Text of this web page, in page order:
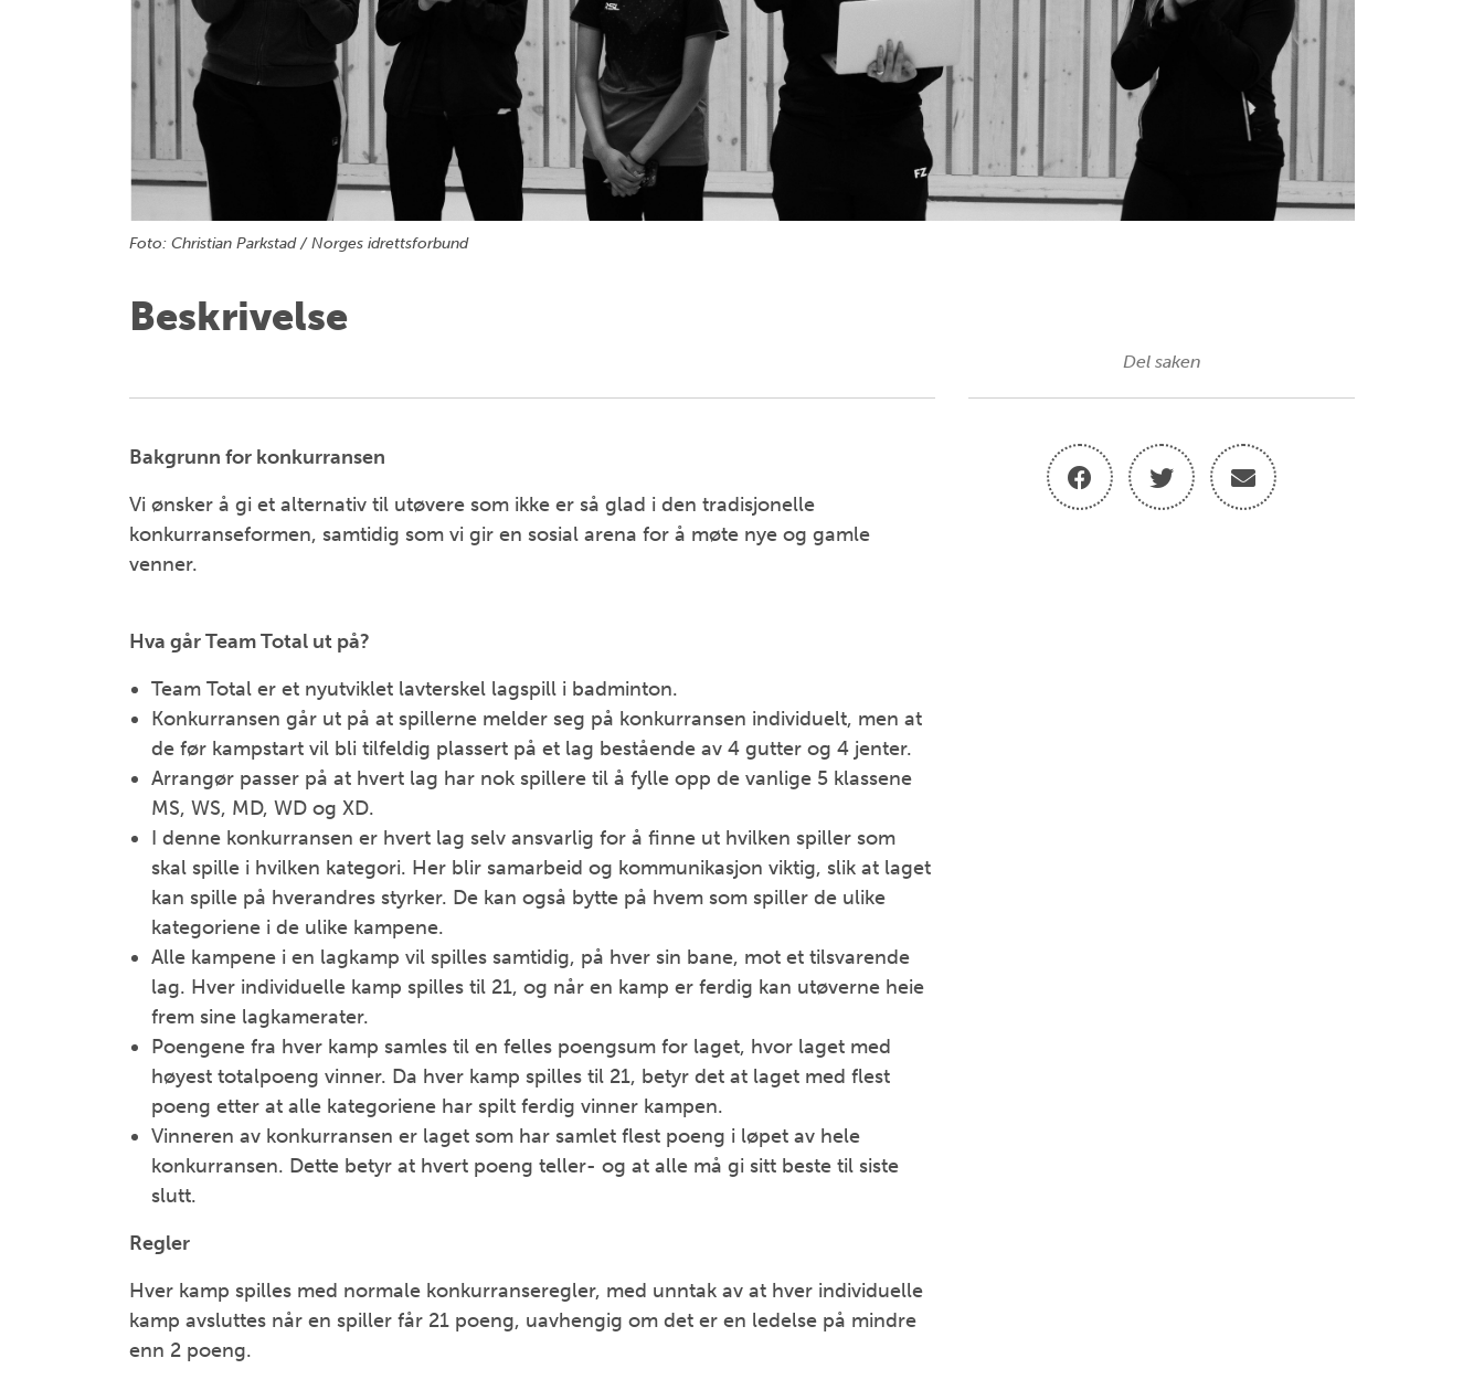
Foto: Christian Parkstad / Norges idrettsforbund
Beskrivelse
Bakgrunn for konkurransen
Vi ønsker å gi et alternativ til utøvere som ikke er så glad i den tradisjonelle
konkurranseformen, samtidig som vi gir en sosial arena for å møte nye og gamle
venner.
Hva går Team Total ut på?
Team Total er et nyutviklet lavterskel lagspill i badminton.
Konkurransen går ut på at spillerne melder seg på konkurransen individuelt, men at
de før kampstart vil bli tilfeldig plassert på et lag bestående av 4 gutter og 4 jenter.
Arrangør passer på at hvert lag har nok spillere til å fylle opp de vanlige 5 klassene
MS, WS, MD, WD og XD.
I denne konkurransen er hvert lag selv ansvarlig for å finne ut hvilken spiller som
skal spille i hvilken kategori. Her blir samarbeid og kommunikasjon viktig, slik at laget
kan spille på hverandres styrker. De kan også bytte på hvem som spiller de ulike
kategoriene i de ulike kampene.
Alle kampene i en lagkamp vil spilles samtidig, på hver sin bane, mot et tilsvarende
lag. Hver individuelle kamp spilles til 21, og når en kamp er ferdig kan utøverne heie
frem sine lagkamerater.
Poengene fra hver kamp samles til en felles poengsum for laget, hvor laget med
høyest totalpoeng vinner. Da hver kamp spilles til 21, betyr det at laget med flest
poeng etter at alle kategoriene har spilt ferdig vinner kampen.
Vinneren av konkurransen er laget som har samlet flest poeng i løpet av hele
konkurransen. Dette betyr at hvert poeng teller- og at alle må gi sitt beste til siste
slutt.
Regler
Hver kamp spilles med normale konkurranseregler, med unntak av at hver individuelle
kamp avsluttes når en spiller får 21 poeng, uavhengig om det er en ledelse på mindre
enn 2 poeng.
Del saken